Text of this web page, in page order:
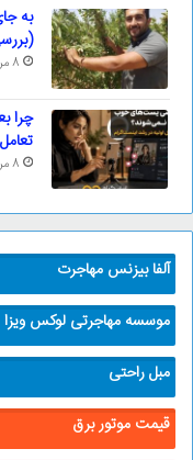
به
8 مرداد 1405
چرا
8 مرداد 1405
آلفا بیزنس مهاجرت
موسسه مهاجرتی لوکس ویزا
مبل راحتی
قیمت موتور برق